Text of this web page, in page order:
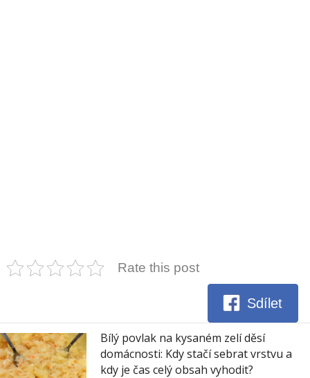
Rate this post
Sdílet
Bílý povlak na kysaném zelí děsí
domácnosti: Kdy stačí sebrat vrstvu a
kdy je čas celý obsah vyhodit?